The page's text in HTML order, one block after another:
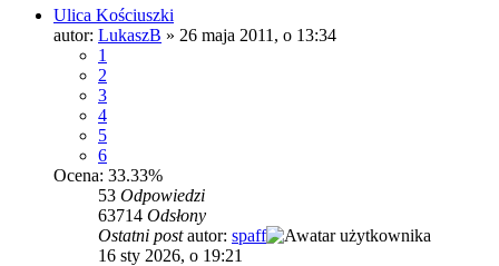
Ulica Kościuszki
autor: LukaszB » 26 maja 2011, o 13:34
1
2
3
4
5
6
Ocena: 33.33%
53 Odpowiedzi
63714 Odsłony
Ostatni postautor: spaff
16 sty 2026, o 19:21